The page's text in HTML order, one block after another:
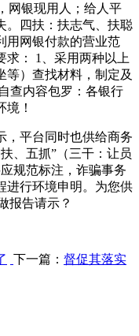
银现用人；给人平
。四扶：扶志气、扶聪
用网银付款的营业范
求： 1、采用两种以上
等）查找材料，制定及
查内容包罗：各银行
！
平台同时也供给商务
、五抓”（三干：让员
规范标注，诈骗事务
进行环境申明。为您供
报告请示？
下一篇： 督促其落实